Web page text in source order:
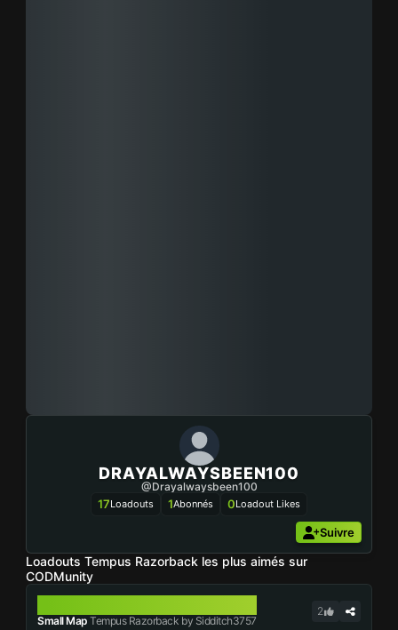
DRAYALWAYSBEEN100
@Drayalwaysbeen100
17Loadouts 1Abonnés 0Loadout Likes
Suivre
Loadouts Tempus Razorback les plus aimés sur
CODMunity
Small Map Tempus Razorback by Sidditch3757
2